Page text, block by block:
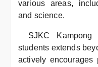
various areas,
and science.
SJKC Kampong
students extends
actively encourages